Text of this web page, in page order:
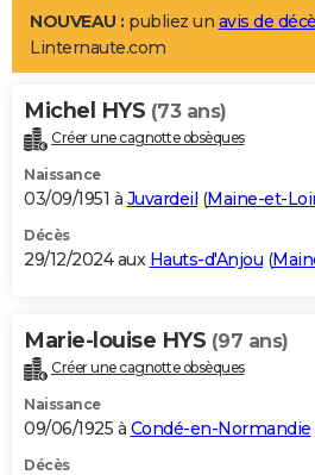
LIFESTYLE
Art de vivre
Bien-être
Loisirs
Mode
Modes de vie
Alimentation
Guide de la santé
Maladies
Médicaments
Sommeil
VOYAGE
Destinations
City break
Voyage nature
Voyage de noces
Forum
Climat
+PHOTO
GUIDES D'ACHAT
BONS PLANS
Carte de Noël
Carte Bonne année
Carte Saint-Valentin
Carte Pâques
Carte d'anniversaire
DICTIONNAIRE
Dictionnaire
Biographies
Citations
Expressions
Proverbes
PROGRAMME TV
NOUVEAU : publiez un avis de
Linternaute.com
Michel HYS (73 ans)
Créer une cagnotte obsèques
Naissance
03/09/1951 à Juvardeil (Maine-et-
Décès
29/12/2024 aux Hauts-d'Anjou (
Marie-louise HYS (97 ans)
Créer une cagnotte obsèques
Naissance
09/06/1925 à Condé-en-Normandie
Décès